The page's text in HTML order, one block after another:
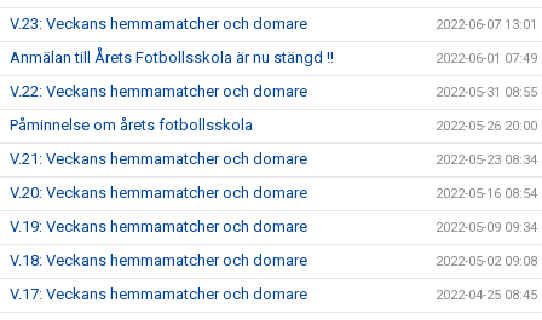
V.23: Veckans hemmamatcher och domare 2022-06-07 13:01
Anmälan till Årets Fotbollsskola är nu stängd !! 2022-06-01 07:49
V.22: Veckans hemmamatcher och domare 2022-05-31 08:55
Påminnelse om årets fotbollsskola 2022-05-26 20:00
V.21: Veckans hemmamatcher och domare 2022-05-23 08:34
V.20: Veckans hemmamatcher och domare 2022-05-16 08:54
V.19: Veckans hemmamatcher och domare 2022-05-09 09:34
V.18: Veckans hemmamatcher och domare 2022-05-02 09:08
V.17: Veckans hemmamatcher och domare 2022-04-25 08:45